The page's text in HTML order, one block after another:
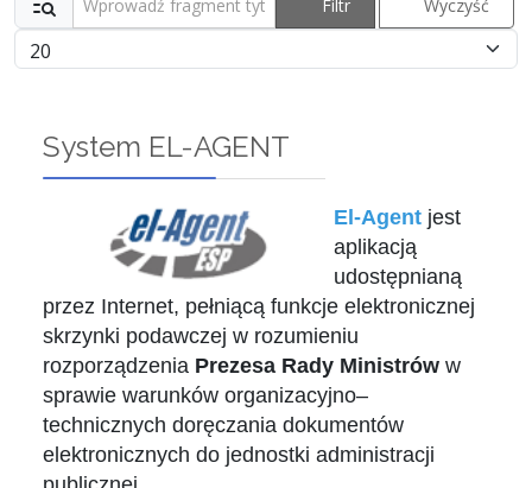
Filtr Wyczyść
Pokaż #
System EL-AGENT
El-Agent jest
aplikacją
udostępnianą
przez Internet, pełniącą funkcje elektronicznej
skrzynki podawczej w rozumieniu
rozporządzenia Prezesa Rady Ministrów w
sprawie warunków organizacyjno–
technicznych doręczania dokumentów
elektronicznych do jednostki administracji